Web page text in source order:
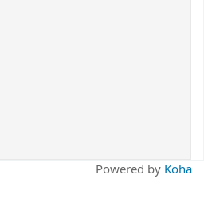
Powered by Koha